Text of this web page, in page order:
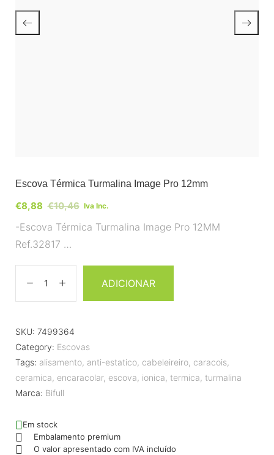
Escova Térmica Turmalina Image Pro 12mm
€10,46
€8,88 Iva Inc.
-Escova Térmica Turmalina Image Pro 12MM
Ref.32817 …
ADICIONAR
SKU: 7499364
Category: Escovas
Tags: alisamento, anti-estatico, cabeleireiro, caracois,
ceramica, encaracolar, escova, ionica, termica, turmalina
Marca: Bifull
Em stock
Embalamento premium
O valor apresentado com IVA incluído